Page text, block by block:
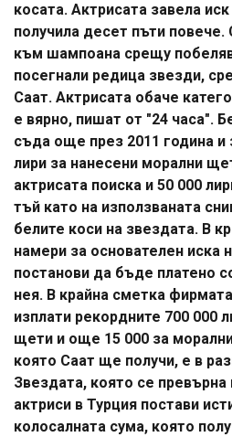
косата. Актрисата завела
получила десет пъти
към шампоана срещу
посегнали редица звезди,
Саат. Актрисата обаче
е вярно, пишат от "24 часа".
съда още през 2011 година и
лири за нанесени морални
актрисата поиска и 50 000
тъй като на използваната
белите коси на звездата. В
намери за основателен иска
постанови да бъде платено
нея. В крайна сметка
изплати рекордните 700 000
щети и още 15 000 за
която Саат ще получи, е в
Звездата, която се превърна
актриси в Турция постави
колосалната сума, която